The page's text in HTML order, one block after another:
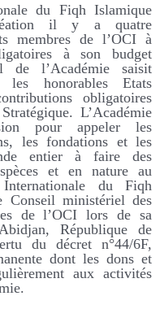
du Fiqh Islamique
il y a quatre
membres de l’OCI à
à son budget
de l’Académie saisit
les honorables Etats
obligatoires
L’Académie
pour appeler les
les fondations et les
entier à faire des
et en nature au
du Fiqh
ministériel des
de l’OCI lors de sa
République de
du décret n°44/6F,
dont les dons et
aux activités